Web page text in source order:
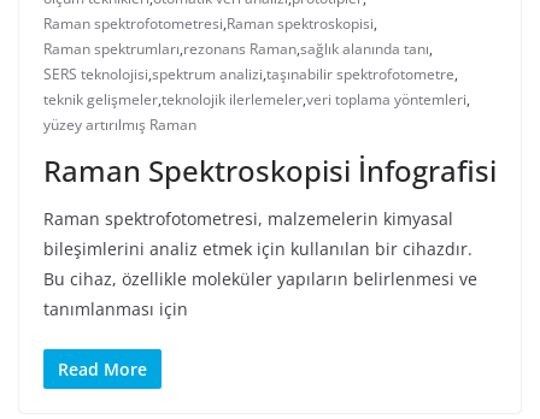
Raman spektrofotometresi,Raman spektroskopisi,
Raman spektrumları,rezonans Raman,sağlık alanında tanı,
SERS teknolojisi,spektrum analizi,taşınabilir spektrofotometre,
teknik gelişmeler,teknolojik ilerlemeler,veri toplama yöntemleri,
yüzey artırılmış Raman
Raman Spektroskopisi İnfografisi
Raman spektrofotometresi, malzemelerin kimyasal
bileşimlerini analiz etmek için kullanılan bir cihazdır.
Bu cihaz, özellikle moleküler yapıların belirlenmesi ve
tanımlanması için
Read More